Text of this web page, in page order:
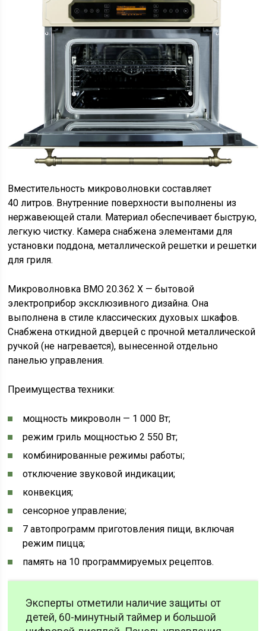
Вместительность микроволновки составляет
40 литров. Внутренние поверхности выполнены из
нержавеющей стали. Материал обеспечивает быструю,
легкую чистку. Камера снабжена элементами для
установки поддона, металлической решетки и решетки
для гриля.
Микроволновка BMO 20.362 X — бытовой
электроприбор эксклюзивного дизайна. Она
выполнена в стиле классических духовых шкафов.
Снабжена откидной дверцей с прочной металлической
ручкой (не нагревается), вынесенной отдельно
панелью управления.
Преимущества техники:
мощность микроволн — 1 000 Вт;
режим гриль мощностью 2 550 Вт;
комбинированные режимы работы;
отключение звуковой индикации;
конвекция;
сенсорное управление;
7 автопрограмм приготовления пищи, включая
режим пицца;
память на 10 программируемых рецептов.
Эксперты отметили наличие защиты от
детей, 60-минутный таймер и большой